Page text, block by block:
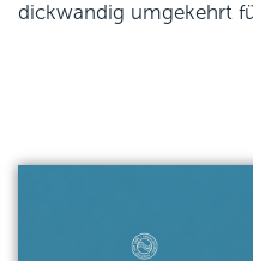
dickwandig umgekehrt